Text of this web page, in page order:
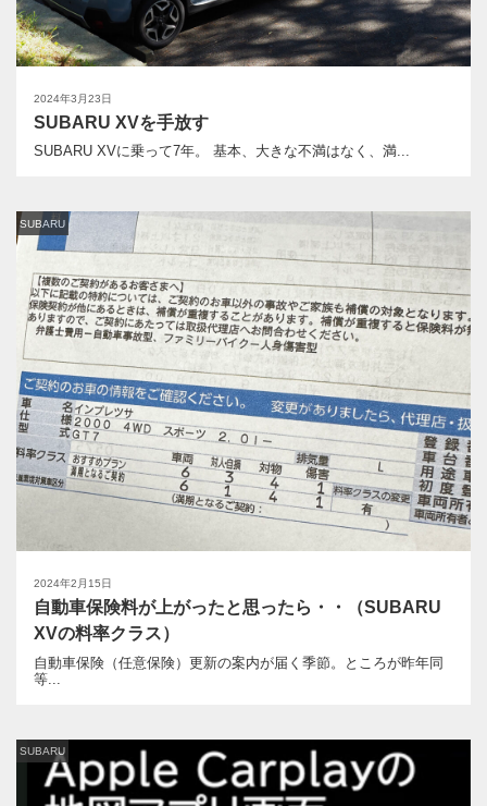
2024年3月23日
SUBARU XVを手放す
SUBARU XVに乗って7年。 基本、大きな不満はなく、満...
2024年2月15日
SUBARU
自動車保険料が上がったと思ったら・・（SUBARU
XVの料率クラス）
自動車保険（任意保険）更新の案内が届く季節。ところが昨年同
等...
SUBARU